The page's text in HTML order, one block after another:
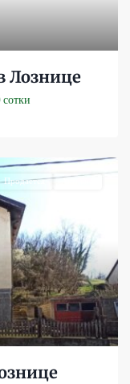
Лознице
Продается Активно